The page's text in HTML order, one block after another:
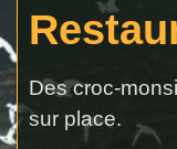
Des croc-
sur place.